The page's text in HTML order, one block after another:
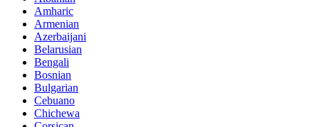
Amharic
Armenian
Azerbaijani
Belarusian
Bengali
Bosnian
Bulgarian
Cebuano
Chichewa